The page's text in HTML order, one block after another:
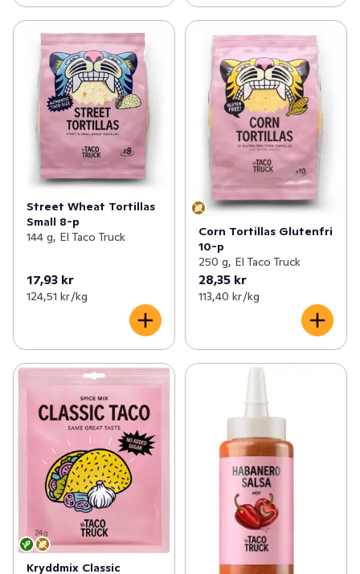
Street Wheat Tortillas
Small 8-p
144 g, El Taco Truck
17,93 kr
124,51 kr /kg
Corn Tortillas Glutenfri
10-p
250 g, El Taco Truck
28,35 kr
113,40 kr /kg
Kryddmix Classic